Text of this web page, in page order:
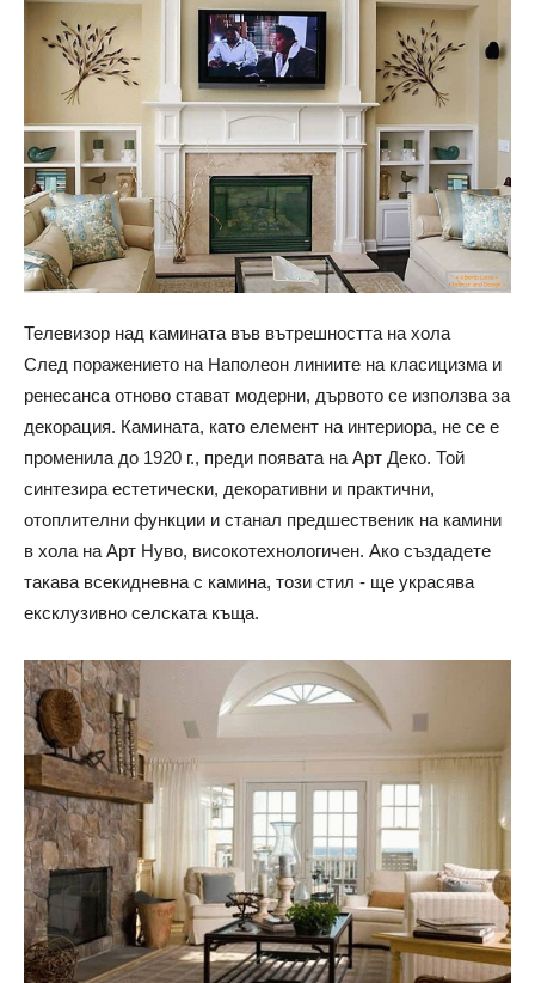
Телевизор над камината във вътрешността на хола
След поражението на Наполеон линиите на класицизма и
ренесанса отново стават модерни, дървото се използва за
декорация. Камината, като елемент на интериора, не се е
променила до 1920 г., преди появата на Арт Деко. Той
синтезира естетически, декоративни и практични,
отоплителни функции и станал предшественик на камини
в хола на Арт Нуво, високотехнологичен. Ако създадете
такава всекидневна с камина, този стил - ще украсява
ексклузивно селската къща.